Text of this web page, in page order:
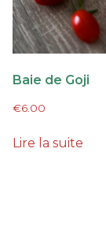
Baie de Goji
€6.00
Lire la suite